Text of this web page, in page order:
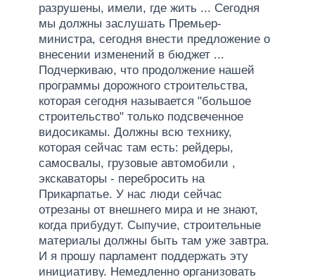
разрушены, имели, где жить ... Сегодня
мы должны заслушать Премьер-
министра, сегодня внести предложение о
внесении изменений в бюджет ...
Подчеркиваю, что продолжение нашей
программы дорожного строительства,
которая сегодня называется "большое
строительство" только подсвеченное
видосикамы. Должны всю технику,
которая сейчас там есть: рейдеры,
самосвалы, грузовые автомобили ,
экскаваторы - перебросить на
Прикарпатье. У нас люди сейчас
отрезаны от внешнего мира и не знают,
когда прибудут. Сыпучие, строительные
материалы должны быть там уже завтра.
И я прошу парламент поддержать эту
инициативу. Немедленно организовать